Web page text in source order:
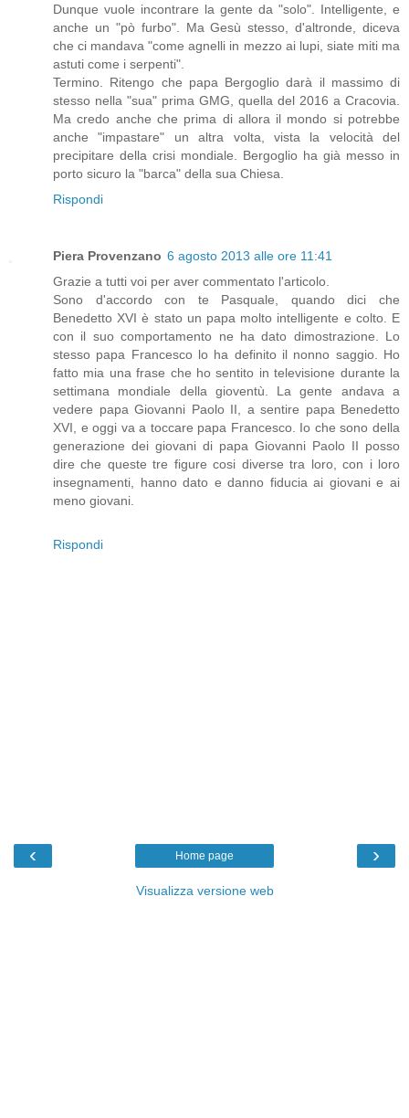
Dunque vuole incontrare la gente da "solo". Intelligente, e
anche un "pò furbo". Ma Gesù stesso, d'altronde, diceva
che ci mandava "come agnelli in mezzo ai lupi, siate miti ma
astuti come i serpenti".
Termino. Ritengo che papa Bergoglio darà il massimo di
stesso nella "sua" prima GMG, quella del 2016 a Cracovia.
Ma credo anche che prima di allora il mondo si potrebbe
anche "impastare" un altra volta, vista la velocità del
precipitare della crisi mondiale. Bergoglio ha già messo in
porto sicuro la "barca" della sua Chiesa.
Rispondi
Piera Provenzano 6 agosto 2013 alle ore 11:41
Grazie a tutti voi per aver commentato l'articolo.
Sono d'accordo con te Pasquale, quando dici che
Benedetto XVI è stato un papa molto intelligente e colto. E
con il suo comportamento ne ha dato dimostrazione. Lo
stesso papa Francesco lo ha definito il nonno saggio. Ho
fatto mia una frase che ho sentito in televisione durante la
settimana mondiale della gioventù. La gente andava a
vedere papa Giovanni Paolo II, a sentire papa Benedetto
XVI, e oggi va a toccare papa Francesco. Io che sono della
generazione dei giovani di papa Giovanni Paolo II posso
dire che queste tre figure cosi diverse tra loro, con i loro
insegnamenti, hanno dato e danno fiducia ai giovani e ai
meno giovani.
Rispondi
‹ ›
Home page
Visualizza versione web